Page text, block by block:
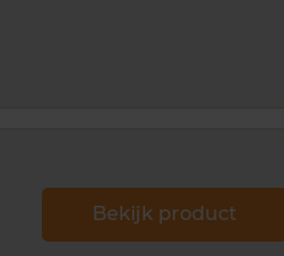
Bekijk product